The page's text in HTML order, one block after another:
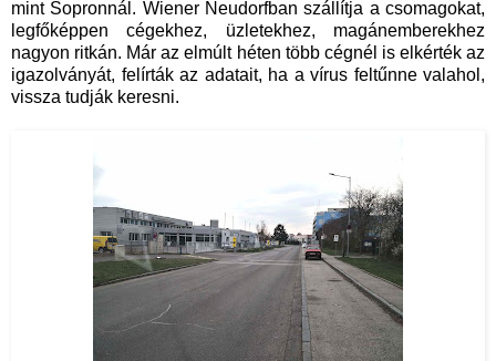
mint Sopronnál. Wiener Neudorfban szállítja a csomagokat,
legfőképpen cégekhez, üzletekhez, magánemberekhez
nagyon ritkán. Már az elmúlt héten több cégnél is elkérték az
igazolványát, felírták az adatait, ha a vírus feltűnne valahol,
vissza tudják keresni.